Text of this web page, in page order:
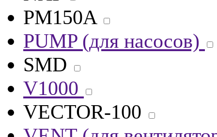
PM150A
PUMP (для насосов)
SMD
V1000
VECTOR-100